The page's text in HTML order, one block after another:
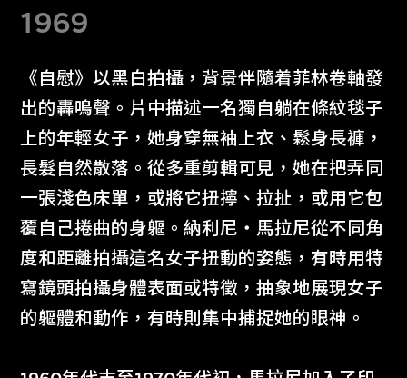
1969
《自慰》以黑白拍攝，背景伴隨着菲林卷軸發
出的轟鳴聲。片中描述一名獨自躺在條紋毯子
上的年輕女子，她身穿無袖上衣、鬆身長褲，
長髮自然散落。從多重剪輯可見，她在把弄同
一張淺色床單，或將它扭擰、拉扯，或用它包
覆自己捲曲的身軀。納利尼・馬拉尼從不同角
度和距離拍攝這名女子扭動的姿態，有時用特
寫鏡頭拍攝身體表面或特徵，抽象地展現女子
的軀體和動作，有時則集中捕捉她的眼神。